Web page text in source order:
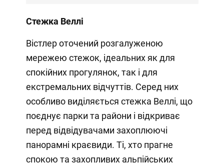
Стежка Веллі
Вістлер оточений розгалуженою
мережею стежок, ідеальних як для
спокійних прогулянок, так і для
екстремальних відчуттів. Серед них
особливо виділяється стежка Веллі, що
поєднує парки та райони і відкриває
перед відвідувачами захоплюючі
панорамні краєвиди. Ті, хто прагне
спокою та захопливих альпійських